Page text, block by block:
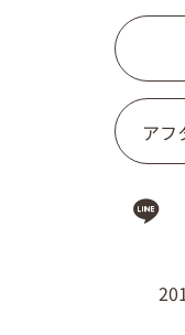
アフ